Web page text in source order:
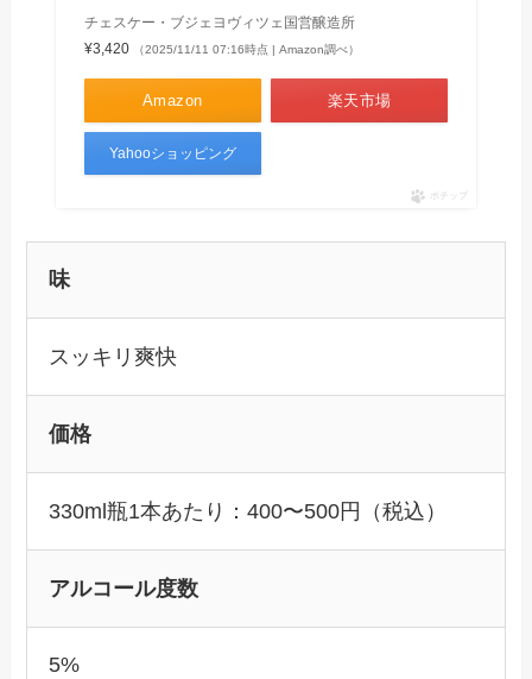
チェスケー・ブジェヨヴィツェ国営醸造所
¥3,420
（2025/11/11 07:16時点 | Amazon調べ）
Amazon 楽天市場
Yahooショッピング
ポチップ
味
スッキリ爽快
価格
330ml瓶1本あたり：400〜500円（税込）
アルコール度数
5%